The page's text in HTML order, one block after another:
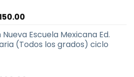
El
actual
es:
Escuela Mexicana Ed.
(Todos los grados) ciclo